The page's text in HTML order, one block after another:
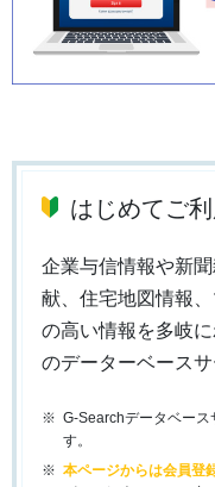
はじめてご
企業与信情報や新
献、住宅地図情報
の高い情報を多岐
のデーターベースサ
G-Searchデータベー
す。
本ページからは会員登